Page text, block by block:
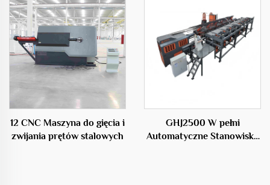
12 CNC Maszyna do gięcia i
zwijania prętów stalowych
GHJ2500 W pełni
Automatyczne Stanowisko